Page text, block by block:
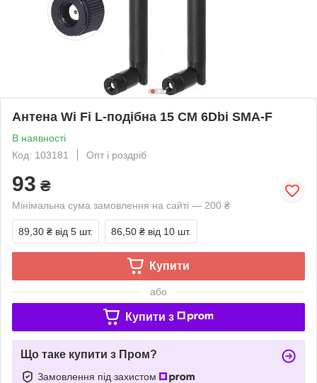
Антена Wi Fi L-подібна 15 СМ 6Dbi SMA-F
В наявності
Код: 103181
Опт і роздріб
93 ₴
Мінімальна сума замовлення на сайті — 200 ₴
89,30 ₴ від 5 шт. 86,50 ₴ від 10 шт.
Купити
або
Купити з
Що таке купити з Пром?
Замовлення під захистом